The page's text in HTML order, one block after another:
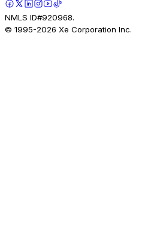
NMLS ID#920968.
© 1995-2026 Xe Corporation Inc.